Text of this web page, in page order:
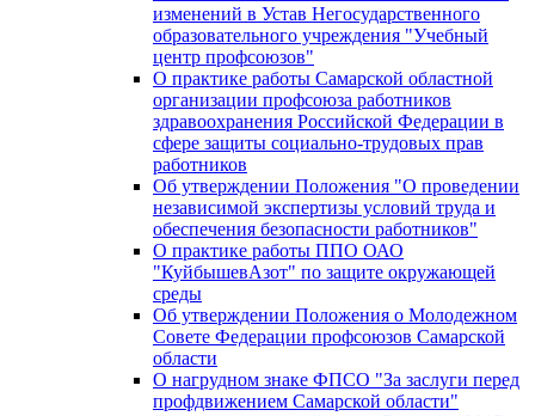
изменений в Устав Негосударственного
образовательного учреждения "Учебный
центр профсоюзов"
О практике работы Самарской областной
организации профсоюза работников
здравоохранения Российской Федерации в
сфере защиты социально-трудовых прав
работников
Об утверждении Положения "О проведении
независимой экспертизы условий труда и
обеспечения безопасности работников"
О практике работы ППО ОАО
"КуйбышевАзот" по защите окружающей
среды
Об утверждении Положения о Молодежном
Совете Федерации профсоюзов Самарской
области
О нагрудном знаке ФПСО "За заслуги перед
профдвижением Самарской области"